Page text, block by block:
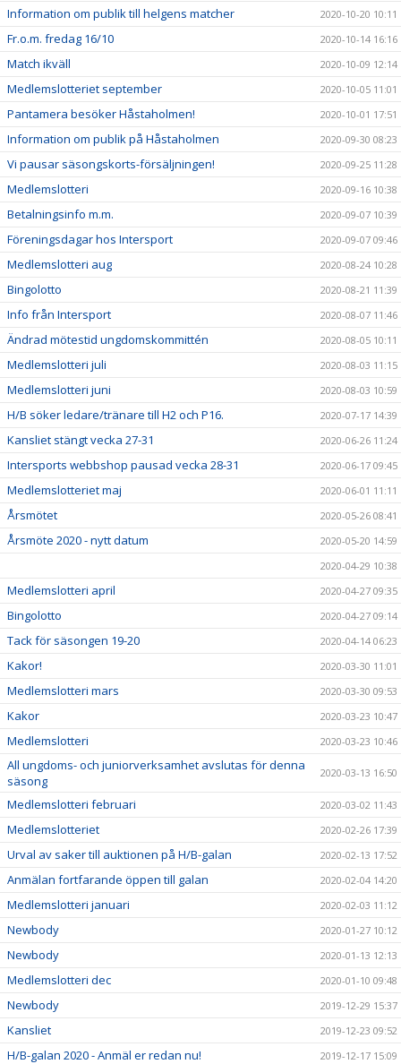
Information om publik till helgens matcher 2020-10-20 10:11
Fr.o.m. fredag 16/10 2020-10-14 16:16
Match ikväll 2020-10-09 12:14
Medlemslotteriet september 2020-10-05 11:01
Pantamera besöker Håstaholmen! 2020-10-01 17:51
Information om publik på Håstaholmen 2020-09-30 08:23
Vi pausar säsongskorts-försäljningen! 2020-09-25 11:28
Medlemslotteri 2020-09-16 10:38
Betalningsinfo m.m. 2020-09-07 10:39
Föreningsdagar hos Intersport 2020-09-07 09:46
Medlemslotteri aug 2020-08-24 10:28
Bingolotto 2020-08-21 11:39
Info från Intersport 2020-08-07 11:46
Ändrad mötestid ungdomskommittén 2020-08-05 10:11
Medlemslotteri juli 2020-08-03 11:15
Medlemslotteri juni 2020-08-03 10:59
H/B söker ledare/tränare till H2 och P16. 2020-07-17 14:39
Kansliet stängt vecka 27-31 2020-06-26 11:24
Intersports webbshop pausad vecka 28-31 2020-06-17 09:45
Medlemslotteriet maj 2020-06-01 11:11
Årsmötet 2020-05-26 08:41
Årsmöte 2020 - nytt datum
2020-05-20 14:59
2020-04-29 10:38
Medlemslotteri april 2020-04-27 09:35
Bingolotto 2020-04-27 09:14
Tack för säsongen 19-20 2020-04-14 06:23
Kakor! 2020-03-30 11:01
Medlemslotteri mars 2020-03-30 09:53
Kakor 2020-03-23 10:47
Medlemslotteri 2020-03-23 10:46
All ungdoms- och juniorverksamhet avslutas för denna
säsong
2020-03-13 16:50
Medlemslotteri februari 2020-03-02 11:43
Medlemslotteriet 2020-02-26 17:39
Urval av saker till auktionen på H/B-galan 2020-02-13 17:52
Anmälan fortfarande öppen till galan 2020-02-04 14:20
Medlemslotteri januari 2020-02-03 11:12
Newbody 2020-01-27 10:12
Newbody 2020-01-13 12:13
Medlemslotteri dec 2020-01-10 09:48
Newbody 2019-12-29 15:37
Kansliet 2019-12-23 09:52
H/B-galan 2020 - Anmäl er redan nu! 2019-12-17 15:09